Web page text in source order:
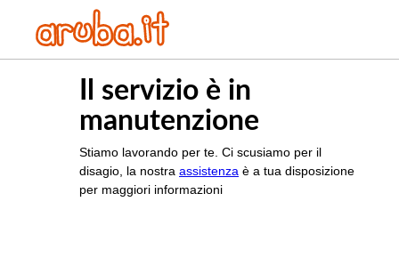
Il servizio è in
manutenzione
Stiamo lavorando per te. Ci scusiamo per il
disagio, la nostra assistenza è a tua disposizione
per maggiori informazioni